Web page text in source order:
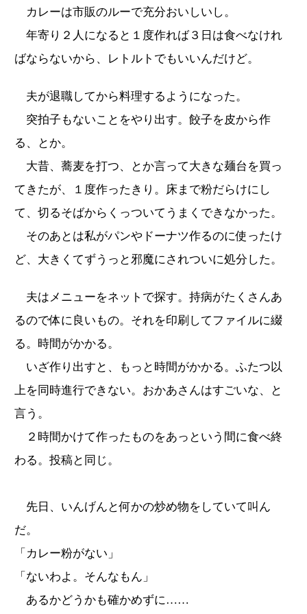
カレーは市販のルーで充分おいしいし。
年寄り２人になると１度作れば３日は食べなけれ
ばならないから、レトルトでもいいんだけど。
夫が退職してから料理するようになった。
突拍子もないことをやり出す。餃子を皮から作
る、とか。
大昔、蕎麦を打つ、とか言って大きな麺台を買っ
てきたが、１度作ったきり。床まで粉だらけにし
て、切るそばからくっついてうまくできなかった。
そのあとは私がパンやドーナツ作るのに使ったけ
ど、大きくてずうっと邪魔にされついに処分した。
夫はメニューをネットで探す。持病がたくさんあ
るので体に良いもの。それを印刷してファイルに綴
る。時間がかかる。
いざ作り出すと、もっと時間がかかる。ふたつ以
上を同時進行できない。おかあさんはすごいな、と
言う。
２時間かけて作ったものをあっという間に食べ終
わる。投稿と同じ。
先日、いんげんと何かの炒め物をしていて叫ん
だ。
「カレー粉がない」
「ないわよ。そんなもん」
あるかどうかも確かめずに……